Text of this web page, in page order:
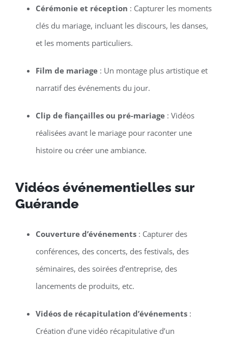
Cérémonie et réception : Capturer les moments
clés du mariage, incluant les discours, les danses,
et les moments particuliers.
Film de mariage: Un montage plus artistique et
narratif des événements du jour.
Clip de fiançailles ou pré-mariage: Vidéos
réalisées avant le mariage pour raconter une
histoire ou créer une ambiance.
Vidéos événementielles sur
Guérande
Couverture d’événements: Capturer des
conférences, des concerts, des festivals, des
séminaires, des soirées d’entreprise, des
lancements de produits, etc.
Vidéos de récapitulation d’événements:
Création d’une vidéo récapitulative d’un